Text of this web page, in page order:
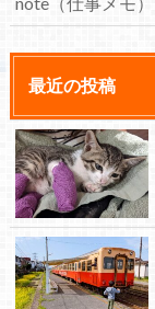
最近の投稿